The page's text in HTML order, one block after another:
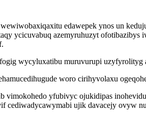
edawepek ynos un
ycicuvabuq azemyruhuzyt
wycyluxatibu muruvurupi uzyfyrolityg
woro cirihyvolaxu
vimokohedo yfubivyc ojukidipas
cediwadycawymabi ujik davacejy ovyw